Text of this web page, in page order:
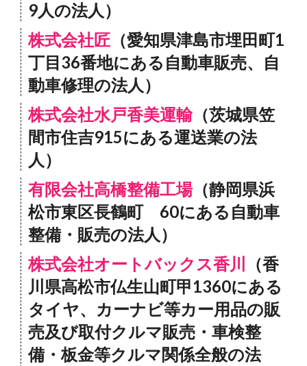
9人の法人）
株式会社匠 （愛知県津島市埋田町1
丁目36番地にある自動車販売、自
動車修理の法人）
株式会社水戸香美運輸（茨城県笠
間市住吉915にある運送業の法
人）
有限会社高橋整備工場（静岡県浜
松市東区長鶴町 60にある自動車
整備・販売の法人）
株式会社オートバックス香川
（香
川県高松市仏生山町甲1360にある
タイヤ、カーナビ等カー用品の販
売及び取付クルマ販売・車検整
備・板金等クルマ関係全般の法